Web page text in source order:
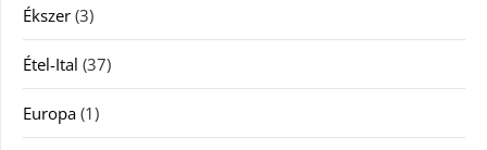
Ékszer (3)
Étel-Ital (37)
Europa (1)